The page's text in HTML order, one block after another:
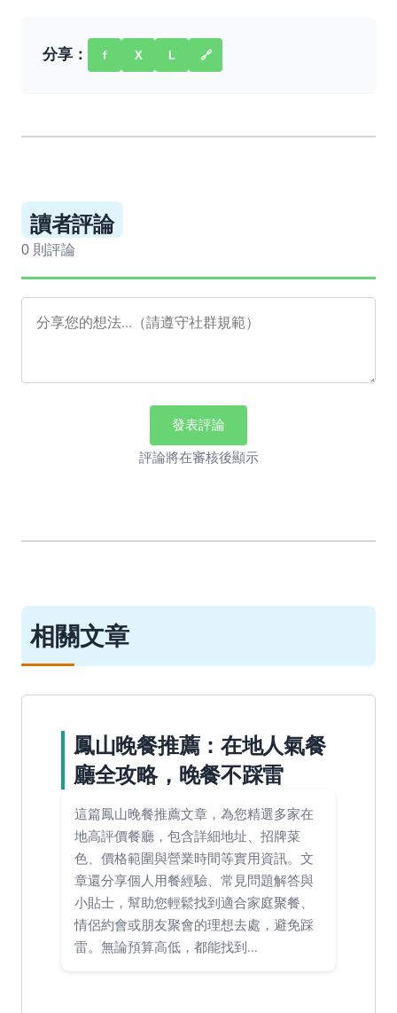
分享： f X L 🔗
讀者評論
0 則評論
發表評論
評論將在審核後顯示
相關文章
鳳山晚餐推薦：在地人氣餐
廳全攻略，晚餐不踩雷
這篇鳳山晚餐推薦文章，為您精選多家在
地高評價餐廳，包含詳細地址、招牌菜
色、價格範圍與營業時間等實用資訊。文
章還分享個人用餐經驗、常見問題解答與
小貼士，幫助您輕鬆找到適合家庭聚餐、
情侶約會或朋友聚會的理想去處，避免踩
雷。無論預算高低，都能找到...